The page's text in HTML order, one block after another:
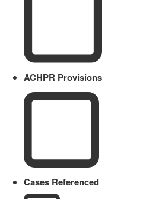
ACHPR Provisions
Cases Referenced